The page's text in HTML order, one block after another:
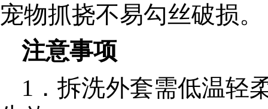
宠物抓挠不易勾丝破损。
注意事项
1．拆洗外套需低温轻